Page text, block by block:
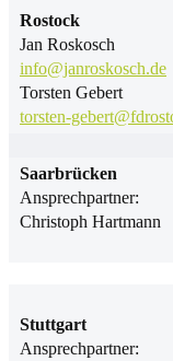
Rostock
Jan Roskosch
info@janroskosch.de
Torsten Gebert
torsten-
Saarbrücken
Ansprechpartner:
Christoph Hartmann
Stuttgart
Ansprechpartner: